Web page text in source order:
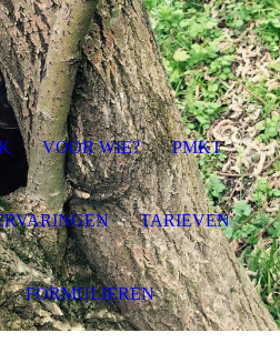
VOOR WIE? PMKT
TARIEVEN
FORMULIEREN